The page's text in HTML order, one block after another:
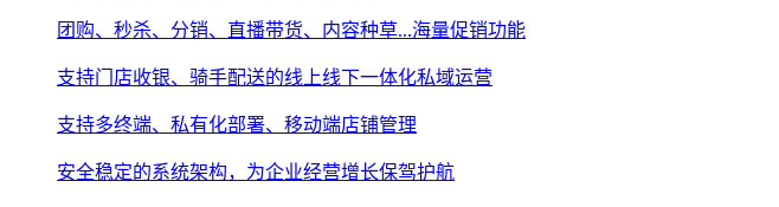
团购、秒杀、分销、直播带货、内容种草...海量促销功能
支持门店收银、骑手配送的线上线下一体化私域运营
支持多终端、私有化部署、移动端店铺管理
安全稳定的系统架构，为企业经营增长保驾护航